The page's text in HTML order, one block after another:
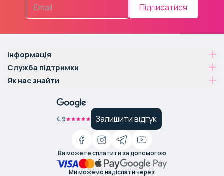
Підписатися
Інформація
Служба підтримки
Як нас знайти
4.9 Залишити відгук
Ви можете сплатити за допомогою
Ми можемо надіслати через